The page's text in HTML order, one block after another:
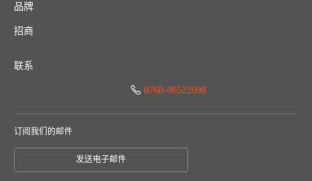
品牌
招商
联系
0760-86522098
订阅我们的邮件
发送电子邮件